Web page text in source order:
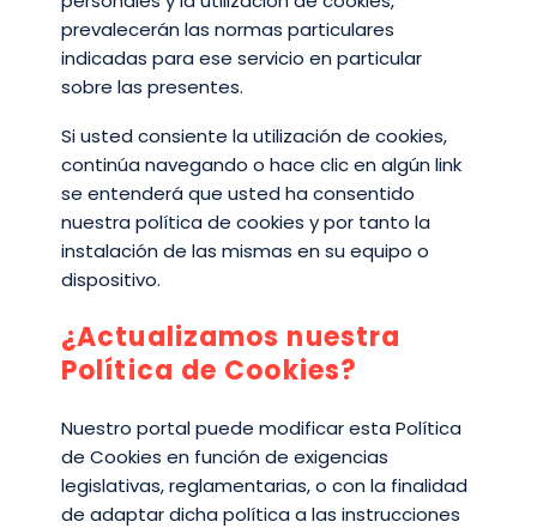
prevalecerán las normas particulares
indicadas para ese servicio en particular
sobre las presentes.
Si usted consiente la utilización de cookies,
continúa navegando o hace clic en algún link
se entenderá que usted ha consentido
nuestra política de cookies y por tanto la
instalación de las mismas en su equipo o
dispositivo.
¿Actualizamos nuestra
Política de Cookies?
Nuestro portal puede modificar esta Política
de Cookies en función de exigencias
legislativas, reglamentarias, o con la finalidad
de adaptar dicha política a las instrucciones